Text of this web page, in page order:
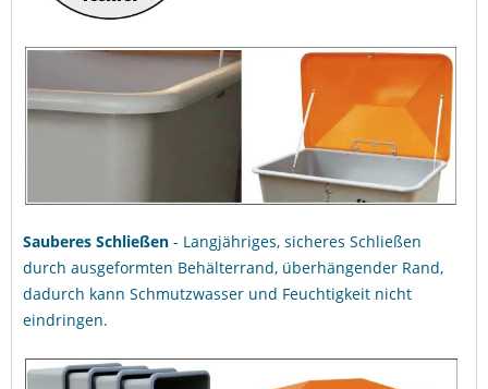
Sauberes Schließen - Langjähriges, sicheres Schließen
durch ausgeformten Behälterrand, überhängender Rand,
dadurch kann Schmutzwasser und Feuchtigkeit nicht
eindringen.